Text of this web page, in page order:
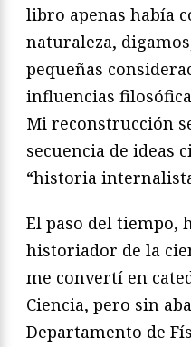
libro apenas había
naturaleza,
pequeñas
influencias
Mi reconstrucción
secuencia de ideas
“historia
El paso del tiempo,
historiador de la
me convertí en
Ciencia, pero sin
Departamento de